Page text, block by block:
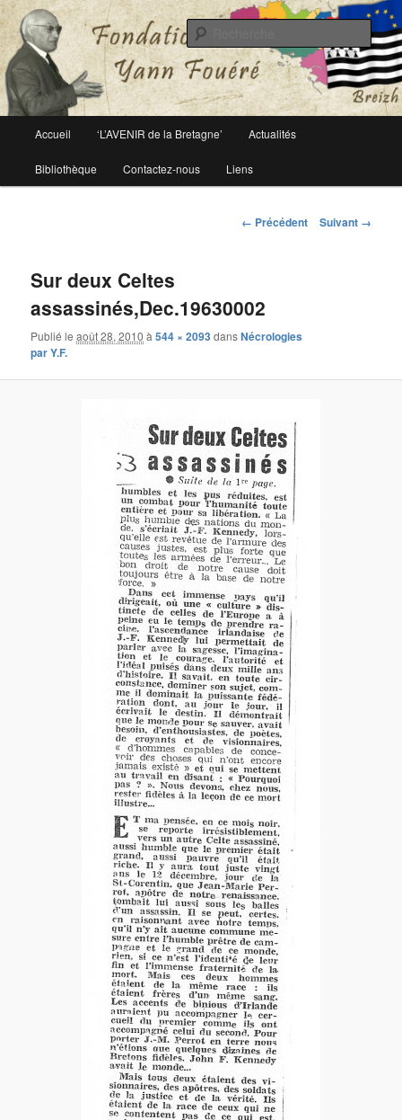
Fondation Yann Fouéré
Le site officiel de la fondation Yann Fouéré
principal
Aller
au
Accueil ‘L’AVENIR de la Bretagne’ Actualités
Bibliothèque Contactez-nous Liens
Navigation
← Précédent Suivant →
Sur deux Celtes
assassinés,Dec.19630002
Publié leaoût 28, 2010 à544 × 2093 dansNécrologies
par Y.F.